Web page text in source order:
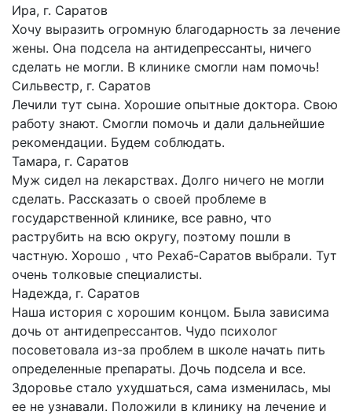
Ира, г. Саратов
Хочу выразить огромную благодарность за лечение
жены. Она подсела на антидепрессанты, ничего
сделать не могли. В клинике смогли нам помочь!
Сильвестр, г. Саратов
Лечили тут сына. Хорошие опытные доктора. Свою
работу знают. Смогли помочь и дали дальнейшие
рекомендации. Будем соблюдать.
Тамара, г. Саратов
Муж сидел на лекарствах. Долго ничего не могли
сделать. Рассказать о своей проблеме в
государственной клинике, все равно, что
раструбить на всю округу, поэтому пошли в
частную. Хорошо , что Рехаб-Саратов выбрали. Тут
очень толковые специалисты.
Надежда, г. Саратов
Наша история с хорошим концом. Была зависима
дочь от антидепрессантов. Чудо психолог
посоветовала из-за проблем в школе начать пить
определенные препараты. Дочь подсела и все.
Здоровье стало ухудшаться, сама изменилась, мы
ее не узнавали. Положили в клинику на лечение и